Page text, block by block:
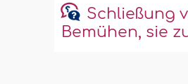
Schließung
Bemühen, sie